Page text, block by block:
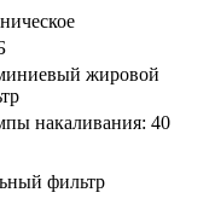
жировой
накаливания: 40
фильтр